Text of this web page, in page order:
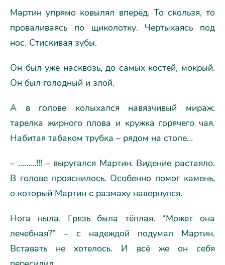
Мартин упрямо ковылял вперёд. То скользя, то
проваливаясь по щиколотку. Чертыхаясь под
нос. Стискивая зубы.
Он был уже насквозь, до самых костей, мокрый.
Он был голодный и злой.
А в голове колыхался навязчивый мираж:
тарелка жирного плова и кружка горячего чая.
Набитая табаком трубка – рядом на столе…
– ………!!! – выругался Мартин. Видение растаяло.
В голове прояснилось. Особенно помог камень,
о который Мартин с размаху навернулся.
Нога ныла. Грязь была тёплая. “Может она
лечебная?” – с надеждой подумал Мартин.
Вставать не хотелось. И всё же он себя